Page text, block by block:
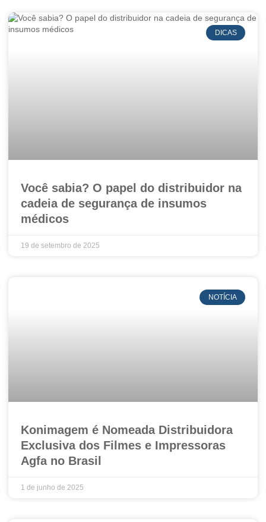
DICAS
Você sabia? O papel do distribuidor na
cadeia de segurança de insumos
médicos
19 de setembro de 2025
NOTÍCIA
Konimagem é Nomeada Distribuidora
Exclusiva dos Filmes e Impressoras
Agfa no Brasil
1 de junho de 2025